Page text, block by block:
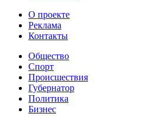
О проекте
Реклама
Контакты
Общество
Спорт
Происшествия
Губернатор
Политика
Бизнес